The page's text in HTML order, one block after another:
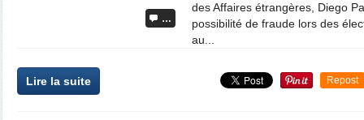
…
des Affaires étrangères, Diego
possibilité de fraude lors des
au...
Lire la suite Repost